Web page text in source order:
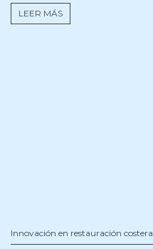
LEER MÁS
Innovación en restauración costera